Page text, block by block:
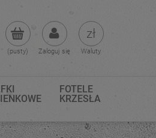
(pusty) Zaloguj się Waluty
FOTELE
KRZESŁA